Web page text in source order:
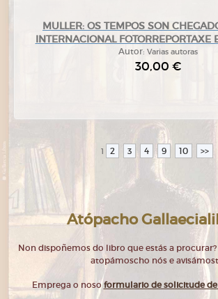
MULLER: OS TEMPOS SON
INTERNACIONAL FOTORREPORTAXE
Autor: Varias autoras
30,00 €
1 2 3 4 9 10 >>
Atópacho
Non dispoñemos do libro que estás a
atopámoscho nós e
Emprega o nosoformulario de solicitude